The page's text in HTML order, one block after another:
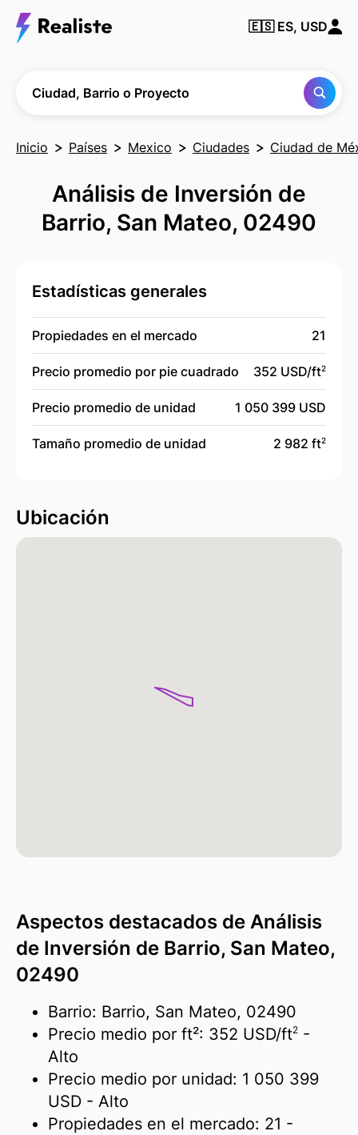
Encuentra
cualquier
🇪🇸 ES, USD
Ciudad, Barrio o Proyecto
Inicio Países Mexico Ciudades Ciudad de
Análisis de Inversión de
Barrio, San Mateo, 02490
Estadísticas generales
Propiedades en el mercado 21
Precio promedio por pie cuadrado 352 USD/ft2
Precio promedio de unidad 1 050 399 USD
Tamaño promedio de unidad 2 982 ft2
Ubicación
Aspectos destacados de Análisis
de Inversión de Barrio, San Mateo,
02490
Barrio: Barrio, San Mateo, 02490
Precio medio por ft²: 352 USD/ft2 -
Alto
Precio medio por unidad: 1 050 399
USD - Alto
Propiedades en el mercado: 21 -